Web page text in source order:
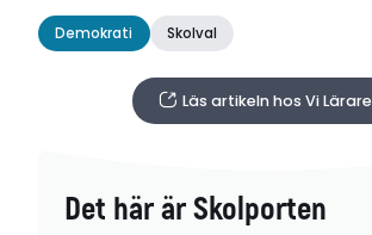
Demokrati Skolval
Läs artikeln hos Vi Lärare
Det här är Skolporten